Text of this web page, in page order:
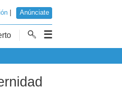
| Anúnciate